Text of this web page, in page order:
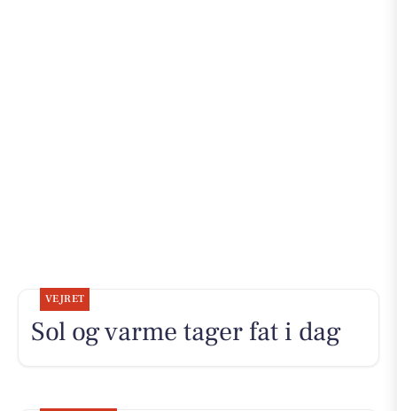
VEJRET
Sol og varme tager fat i dag